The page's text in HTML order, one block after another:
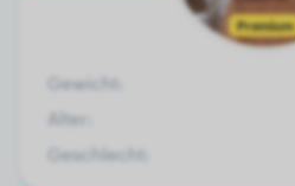
Premium
Gewicht:
Alter:
Geschlecht: